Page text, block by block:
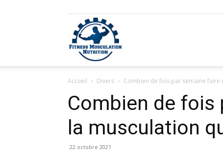
Accueil Divers Combien de fois par semaine
Combien de fois
la musculation
22 octobre 2021